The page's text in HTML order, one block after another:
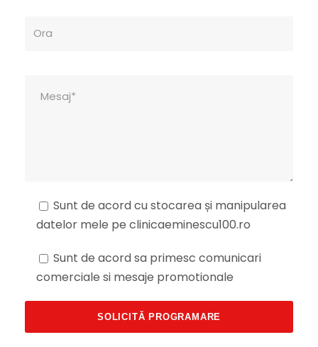
Sunt de acord cu stocarea și manipularea
datelor mele pe clinicaeminescu100.ro
Sunt de acord sa primesc comunicari
comerciale si mesaje promotionale